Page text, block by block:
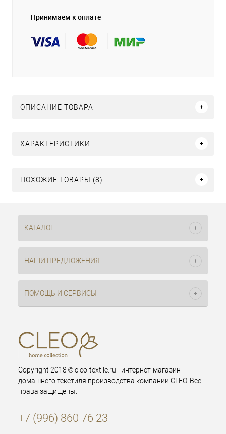
Принимаем к оплате
ОПИСАНИЕ ТОВАРА
ХАРАКТЕРИСТИКИ
ПОХОЖИЕ ТОВАРЫ (8)
КАТАЛОГ
НАШИ ПРЕДЛОЖЕНИЯ
ПОМОЩЬ И СЕРВИСЫ
Copyright 2018 © cleo-textile.ru - интернет-магазин
домашнего текстиля производства компании CLEO. Все
права защищены.
+7 (996) 860 76 23